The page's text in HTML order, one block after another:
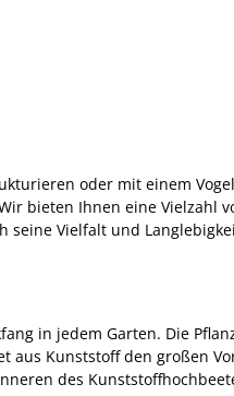
oder mit einem
bieten Ihnen eine Vielzahl
seine Vielfalt und
in jedem Garten. Die
aus Kunststoff den großen
des